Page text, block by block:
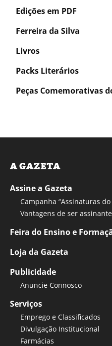
Edições em PDF
Ferreira da Silva
Livros
Packs Literários
Peças Comemorativas
A GAZETA
Assine a Gazeta
Campanha “Assinaturas
Vantagens de ser assinante
Feira do Ensino e
Loja da Gazeta
Publicidade
Anuncie Connosco
Serviços
Emprego e Classificados
Divulgação Institucional
Farmácias